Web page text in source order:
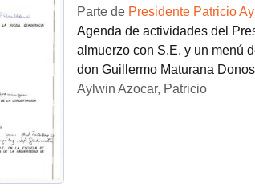
Parte de Presidente Patricio
Agenda de actividades del
almuerzo con S.E. y un menú
don Guillermo Maturana
Aylwin Azocar, Patricio